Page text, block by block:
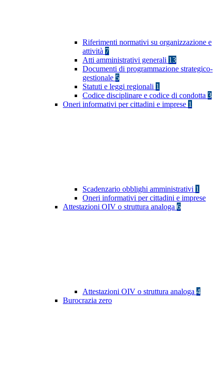
Riferimenti normativi su organizzazione e
attività 7
Atti amministrativi generali 13
Documenti di programmazione strategico-
gestionale 5
Statuti e leggi regionali 1
Codice disciplinare e codice di condotta 3
Oneri informativi per cittadini e imprese 1
Scadenzario obblighi amministrativi 1
Oneri informativi per cittadini e imprese
Attestazioni OIV o struttura analoga 6
Attestazioni OIV o struttura analoga 4
Burocrazia zero